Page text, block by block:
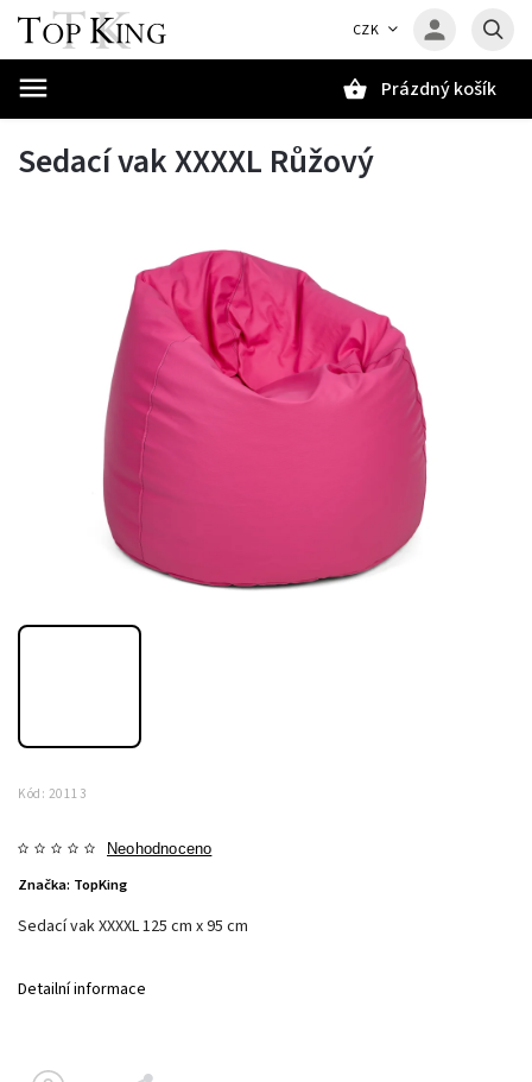
CZK
Prázdný košík
Sedací vak XXXXL Růžový
Kód: 20113
Neohodnoceno
Značka: TopKing
Sedací vak XXXXL 125 cm x 95 cm
Detailní informace